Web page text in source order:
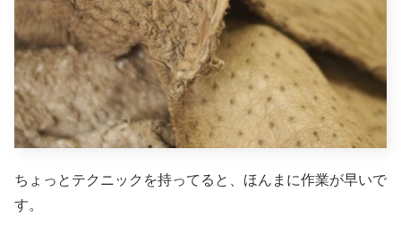
ちょっとテクニックを持ってると、ほんまに作業が早いで
す。